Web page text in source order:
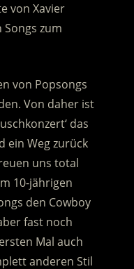
von Xavier
zum
von Popsongs
Von daher ist
das
ein Weg zurück
uns total
10-jährigen
den Cowboy
fast noch
Mal auch
anderen Stil